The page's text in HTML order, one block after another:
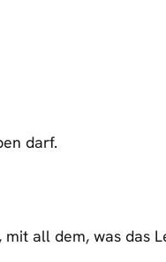
darf.
all dem, was das